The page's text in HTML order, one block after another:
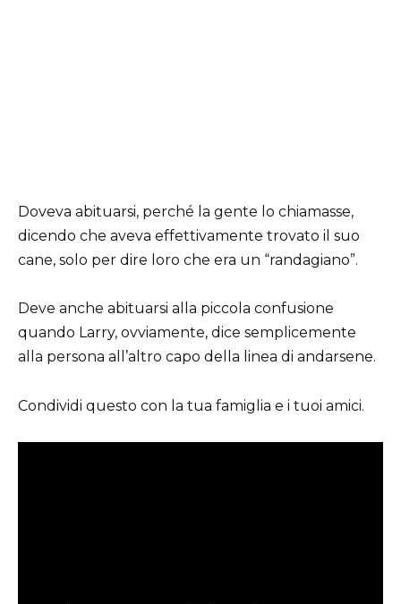
Doveva abituarsi, perché la gente lo chiamasse,
dicendo che aveva effettivamente trovato il suo
cane, solo per dire loro che era un “randagiano”.
Deve anche abituarsi alla piccola confusione
quando Larry, ovviamente, dice semplicemente
alla persona all’altro capo della linea di andarsene.
Condividi questo con la tua famiglia e i tuoi amici.